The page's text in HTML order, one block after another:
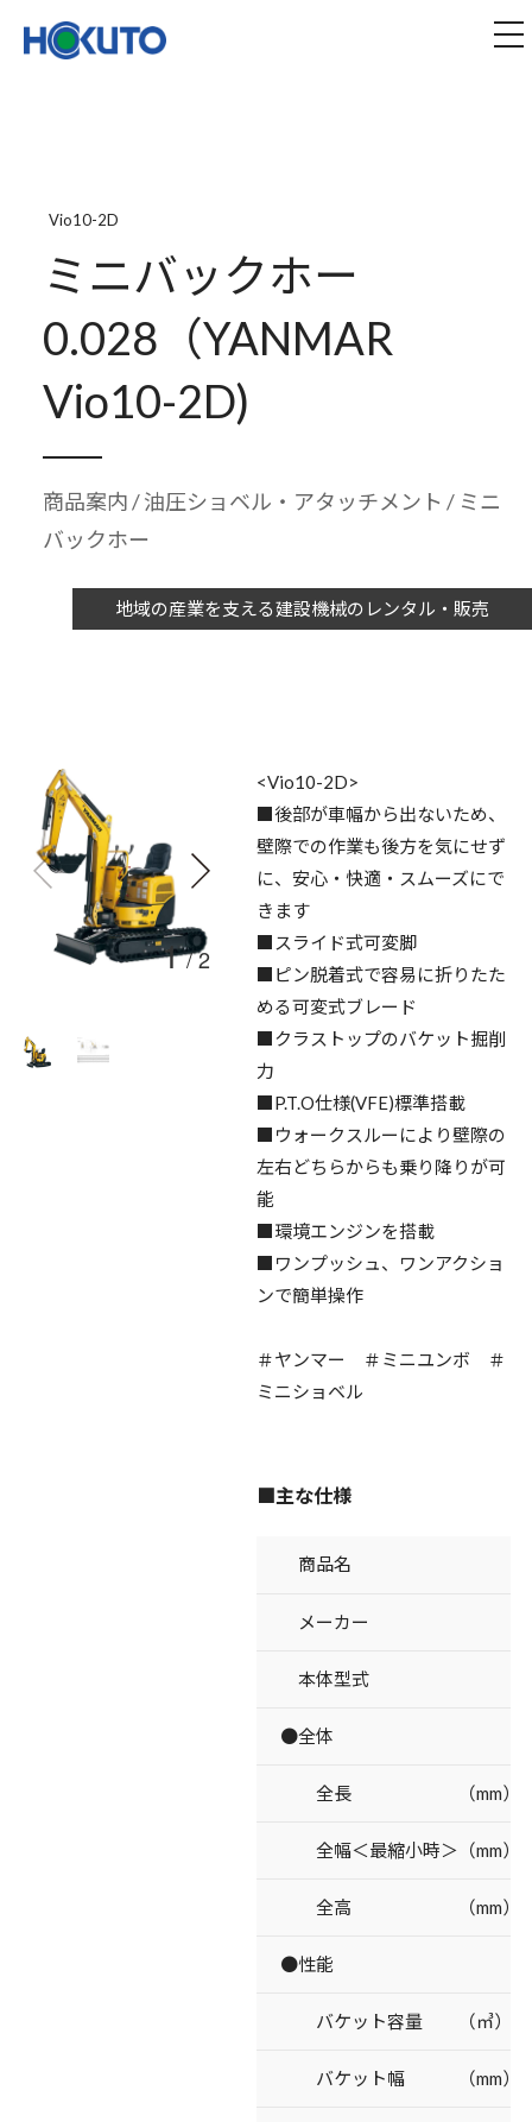
Vio10-2D
ミニバックホー
0.028（YANMAR
Vio10-2D)
商品案内/油圧ショベル・アタッチメント / ミニ
バックホー
地域の産業を支える建設機械のレンタル・販売
1/2
<Vio10-2D>
■後部が車幅から出ないため、
壁際での作業も後方を気にせず
に、安心・快適・スムーズにで
きます
■スライド式可変脚
■ピン脱着式で容易に折りたた
める可変式ブレード
■クラストップのバケット掘削
力
■P.T.O仕様(VFE)標準搭載
■ウォークスルーにより壁際の
左右どちらからも乗り降りが可
能
■環境エンジンを搭載
■ワンプッシュ、ワンアクショ
ンで簡単操作
＃ヤンマー ＃ミニユンボ ＃
ミニショベル
■主な仕様
商品名
メーカー
本体型式
●全体
全長 （mm）
全幅＜最縮小時＞（mm）
全高 （mm）
●性能
バケット容量 （㎥）
バケット幅 （mm）